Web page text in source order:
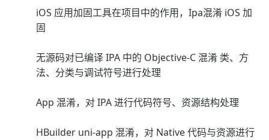
iOS 应用加固工具在项目中的作用，Ipa混淆 iOS 加
固
无源码对已编译 IPA 中的 Objective-C 混淆 类、方
法、分类与调试符号进行处理
App 混淆，对 IPA 进行代码符号、资源结构处理
HBuilder uni-app 混淆，对 Native 代码与资源进行